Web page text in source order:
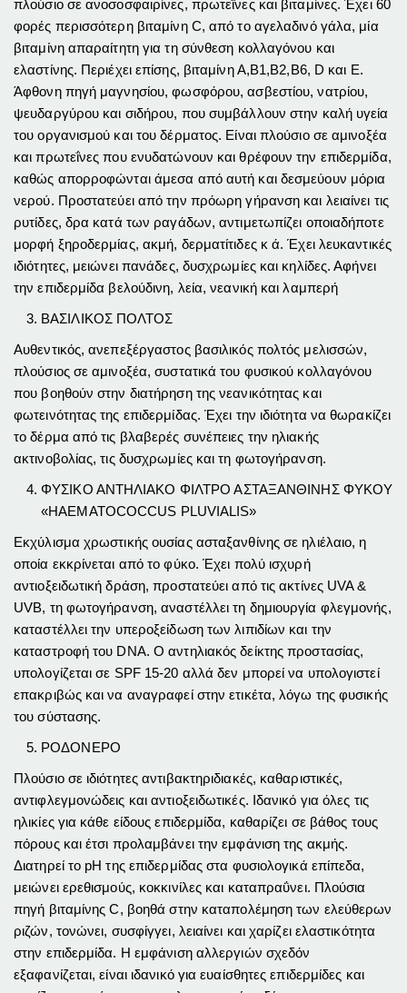
πλούσιο σε ανοσοσφαιρίνες, πρωτεΐνες και βιταμίνες. Έχει 60
φορές περισσότερη βιταμίνη C, από το αγελαδινό γάλα, μία
βιταμίνη απαραίτητη για τη σύνθεση κολλαγόνου και
ελαστίνης. Περιέχει επίσης, βιταμίνη Α,Β1,Β2,Β6, D και Ε.
Άφθονη πηγή μαγνησίου, φωσφόρου, ασβεστίου, νατρίου,
ψευδαργύρου και σιδήρου, που συμβάλλουν στην καλή υγεία
του οργανισμού και του δέρματος. Είναι πλούσιο σε αμινοξέα
και πρωτεΐνες που ενυδατώνουν και θρέφουν την επιδερμίδα,
καθώς απορροφώνται άμεσα από αυτή και δεσμεύουν μόρια
νερού. Προστατεύει από την πρόωρη γήρανση και λειαίνει τις
ρυτίδες, δρα κατά των ραγάδων, αντιμετωπίζει οποιαδήποτε
μορφή ξηροδερμίας, ακμή, δερματίτιδες κ ά. Έχει λευκαντικές
ιδιότητες, μειώνει πανάδες, δυσχρωμίες και κηλίδες. Αφήνει
την επιδερμίδα βελούδινη, λεία, νεανική και λαμπερή
ΒΑΣΙΛΙΚΟΣ ΠΟΛΤΟΣ
Αυθεντικός, ανεπεξέργαστος βασιλικός πολτός μελισσών,
πλούσιος σε αμινοξέα, συστατικά του φυσικού κολλαγόνου
που βοηθούν στην διατήρηση της νεανικότητας και
φωτεινότητας της επιδερμίδας. Έχει την ιδιότητα να θωρακίζει
το δέρμα από τις βλαβερές συνέπειες την ηλιακής
ακτινοβολίας, τις δυσχρωμίες και τη φωτογήρανση.
ΦΥΣΙΚΟ ΑΝΤΗΛΙΑΚΟ ΦΙΛΤΡΟ ΑΣΤΑΞΑΝΘΙΝΗΣ ΦΥΚΟΥ
«HAEMATOCOCCUS PLUVIALIS»
Εκχύλισμα χρωστικής ουσίας ασταξανθίνης σε ηλιέλαιο, η
οποία εκκρίνεται από το φύκο. Έχει πολύ ισχυρή
αντιοξειδωτική δράση, προστατεύει από τις ακτίνες UVA &
UVB, τη φωτογήρανση, αναστέλλει τη δημιουργία φλεγμονής,
καταστέλλει την υπεροξείδωση των λιπιδίων και την
καταστροφή του DNA. Ο αντηλιακός δείκτης προστασίας,
υπολογίζεται σε SPF15-20 αλλά δεν μπορεί να υπολογιστεί
επακριβώς και να αναγραφεί στην ετικέτα, λόγω της φυσικής
του σύστασης.
ΡΟΔΟΝΕΡΟ
Πλούσιο σε ιδιότητες αντιβακτηριδιακές, καθαριστικές,
αντιφλεγμονώδεις και αντιοξειδωτικές. Ιδανικό για όλες τις
ηλικίες για κάθε είδους επιδερμίδα, καθαρίζει σε βάθος τους
πόρους και έτσι προλαμβάνει την εμφάνιση της ακμής.
Διατηρεί το pH της επιδερμίδας στα φυσιολογικά επίπεδα,
μειώνει ερεθισμούς, κοκκινίλες και καταπραΰνει. Πλούσια
πηγή βιταμίνης C, βοηθά στην καταπολέμηση των ελεύθερων
ριζών, τονώνει, συσφίγγει, λειαίνει και χαρίζει ελαστικότητα
στην επιδερμίδα. Η εμφάνιση αλλεργιών σχεδόν
εξαφανίζεται, είναι ιδανικό για ευαίσθητες επιδερμίδες και